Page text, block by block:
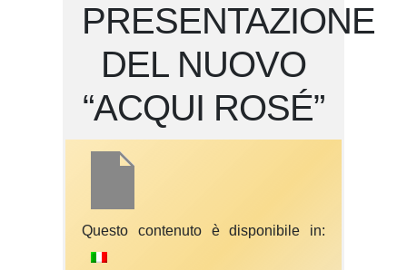
PRESENTAZIONE
DEL NUOVO
“ACQUI ROSÉ”
Questo contenuto è disponibile in: